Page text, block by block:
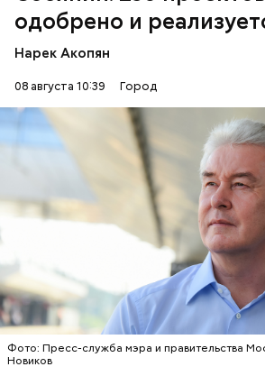
одобрено и
Нарек Акопян
08 августа 10:39 Город
Фото: Пресс-служба мэра и правительства
Новиков
По словам мэра, программа
масштабное преобразование
с созданием новых объектов
рабочих мест. При этом на Москву
процента от общего числа
Мэр Москвы рассказал о реализации
развития территорий / Фото: МАКС / Мэр
СТРОИТЕЛЬСТВО
МОСКВА
СЕРГЕЙ СОБЯНИН